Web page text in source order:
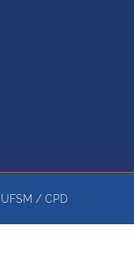
UFSM / CPD